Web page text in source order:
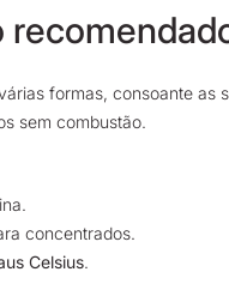
formas, consoante as
sem combustão.
concentrados.
Celsius.